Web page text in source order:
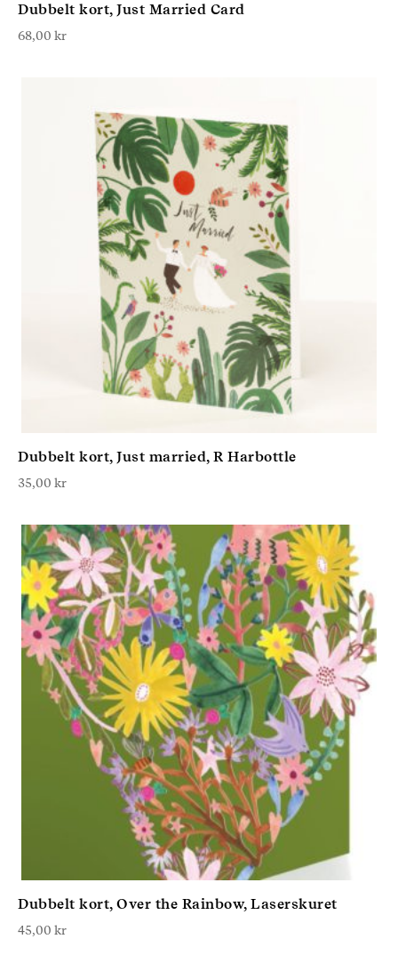
Dubbelt kort, Just Married Card
68,00 kr
Dubbelt kort, Just married, R Harbottle
35,00 kr
Dubbelt kort, Over the Rainbow, Laserskuret
45,00 kr